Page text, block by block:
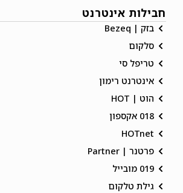
חבילות אינטרנט
בזק | Bezeq
סלקום
טריפל סי
אינטרנט רימון
הוט | HOT
018 אקספון
HOTnet
פרטנר | Partner
019 מובייל
גילת טלקום